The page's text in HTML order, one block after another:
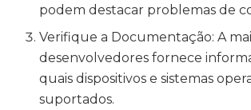
podem destacar problemas de
Verifique a Documentação: A
desenvolvedores fornece
quais dispositivos e sistemas
suportados.